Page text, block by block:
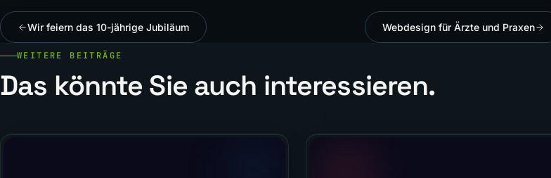
Wir feiern das 10-jährige Jubiläum Webdesign für Ärzte und Praxen
WEITERE BEITRÄGE
Das könnte Sie auch interessieren.